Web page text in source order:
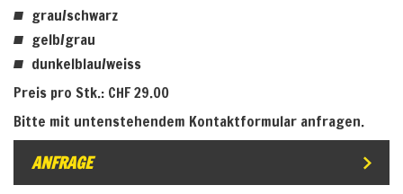
grau/schwarz
gelb/grau
dunkelblau/weiss
Preis pro Stk.: CHF 29.00
Bitte mit untenstehendem Kontaktformular anfragen.
ANFRAGE